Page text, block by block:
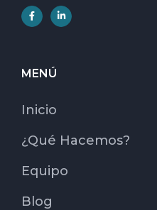
MENÚ
Inicio
¿Qué Hacemos?
Equipo
Blog